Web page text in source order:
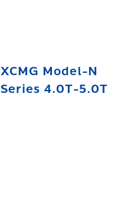
XCMG Model-N
Series 4.0T-5.0T